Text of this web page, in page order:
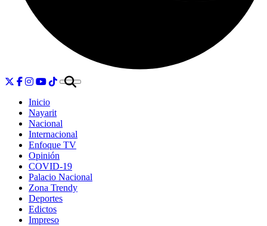
Inicio
Nayarit
Nacional
Internacional
Enfoque TV
Opinión
COVID-19
Palacio Nacional
Zona Trendy
Deportes
Edictos
Impreso